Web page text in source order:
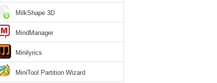
MilkShape 3D
MindManager
Minilyrics
MiniTool Partition Wizard